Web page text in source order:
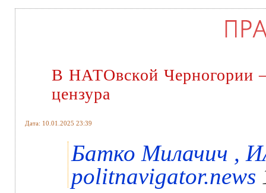
В НАТОвской Черногории
цензура
Дата: 10.01.2025 23:39
Батко Милачич ,
politnavigator.news